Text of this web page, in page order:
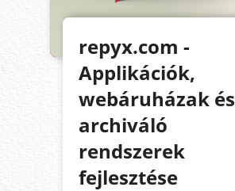
repyx.com -
Applikációk,
webáruházak és
archiváló
rendszerek
fejlesztése